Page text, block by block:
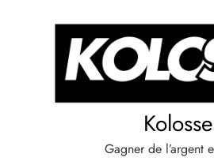
Kolosse
Gagner de l’argent